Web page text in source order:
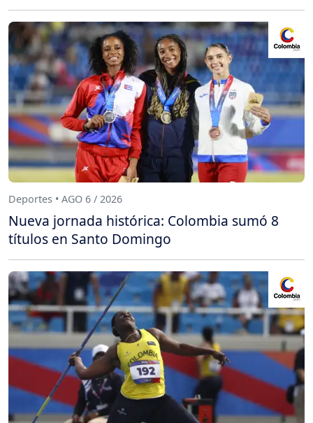
Deportes • AGO 6 / 2026
Nueva jornada histórica: Colombia sumó 8
títulos en Santo Domingo